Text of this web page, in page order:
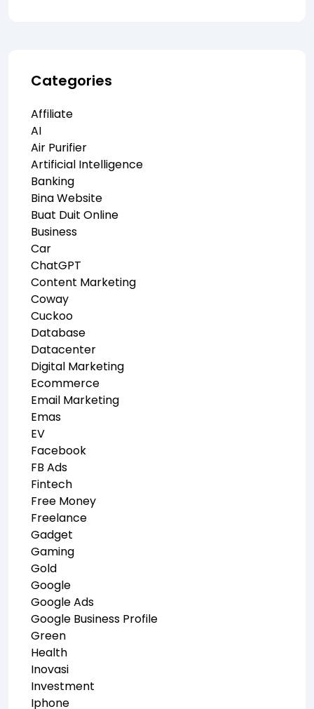
Categories
Affiliate
AI
Air Purifier
Artificial Intelligence
Banking
Bina Website
Buat Duit Online
Business
Car
ChatGPT
Content Marketing
Coway
Cuckoo
Database
Datacenter
Digital Marketing
Ecommerce
Email Marketing
Emas
EV
Facebook
FB Ads
Fintech
Free Money
Freelance
Gadget
Gaming
Gold
Google
Google Ads
Google Business Profile
Green
Health
Inovasi
Investment
Iphone